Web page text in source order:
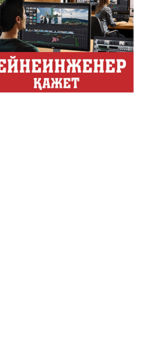
Хайп – это шумиха,
телезрителями и
Деловые новости
Обзор событий деловой
Казахстана.